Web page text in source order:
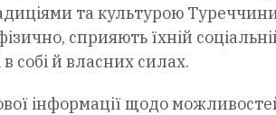
та культурою
сприяють їхній
собі й власних силах.
інформації щодо